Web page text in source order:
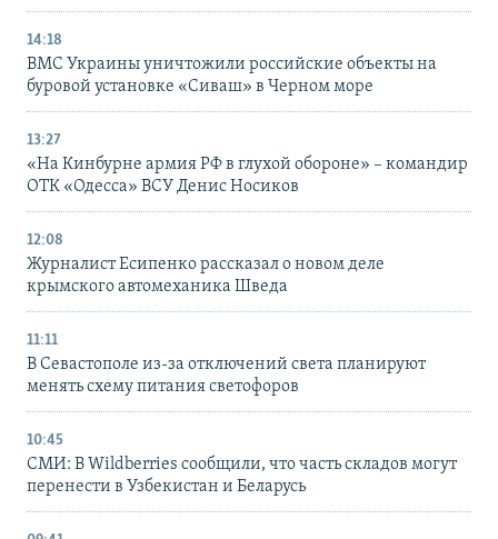
14:18
ВМС Украины уничтожили российские объекты на
буровой установке «Сиваш» в Черном море
13:27
«На Кинбурне армия РФ в глухой обороне» – командир
ОТК «Одесса» ВСУ Денис Носиков
12:08
Журналист Есипенко рассказал о новом деле
крымского автомеханика Шведа
11:11
В Севастополе из-за отключений света планируют
менять схему питания светофоров
10:45
СМИ: В Wildberries сообщили, что часть складов могут
перенести в Узбекистан и Беларусь